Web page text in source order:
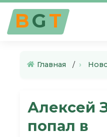
BGT
Главная ›
Алексей
попал в